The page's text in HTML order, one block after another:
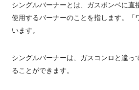
シングルバーナーとは、ガスボンベに直
使用するバーナーのことを指します。「
います。
シングルバーナーは、ガスコンロと違っ
ることができます。